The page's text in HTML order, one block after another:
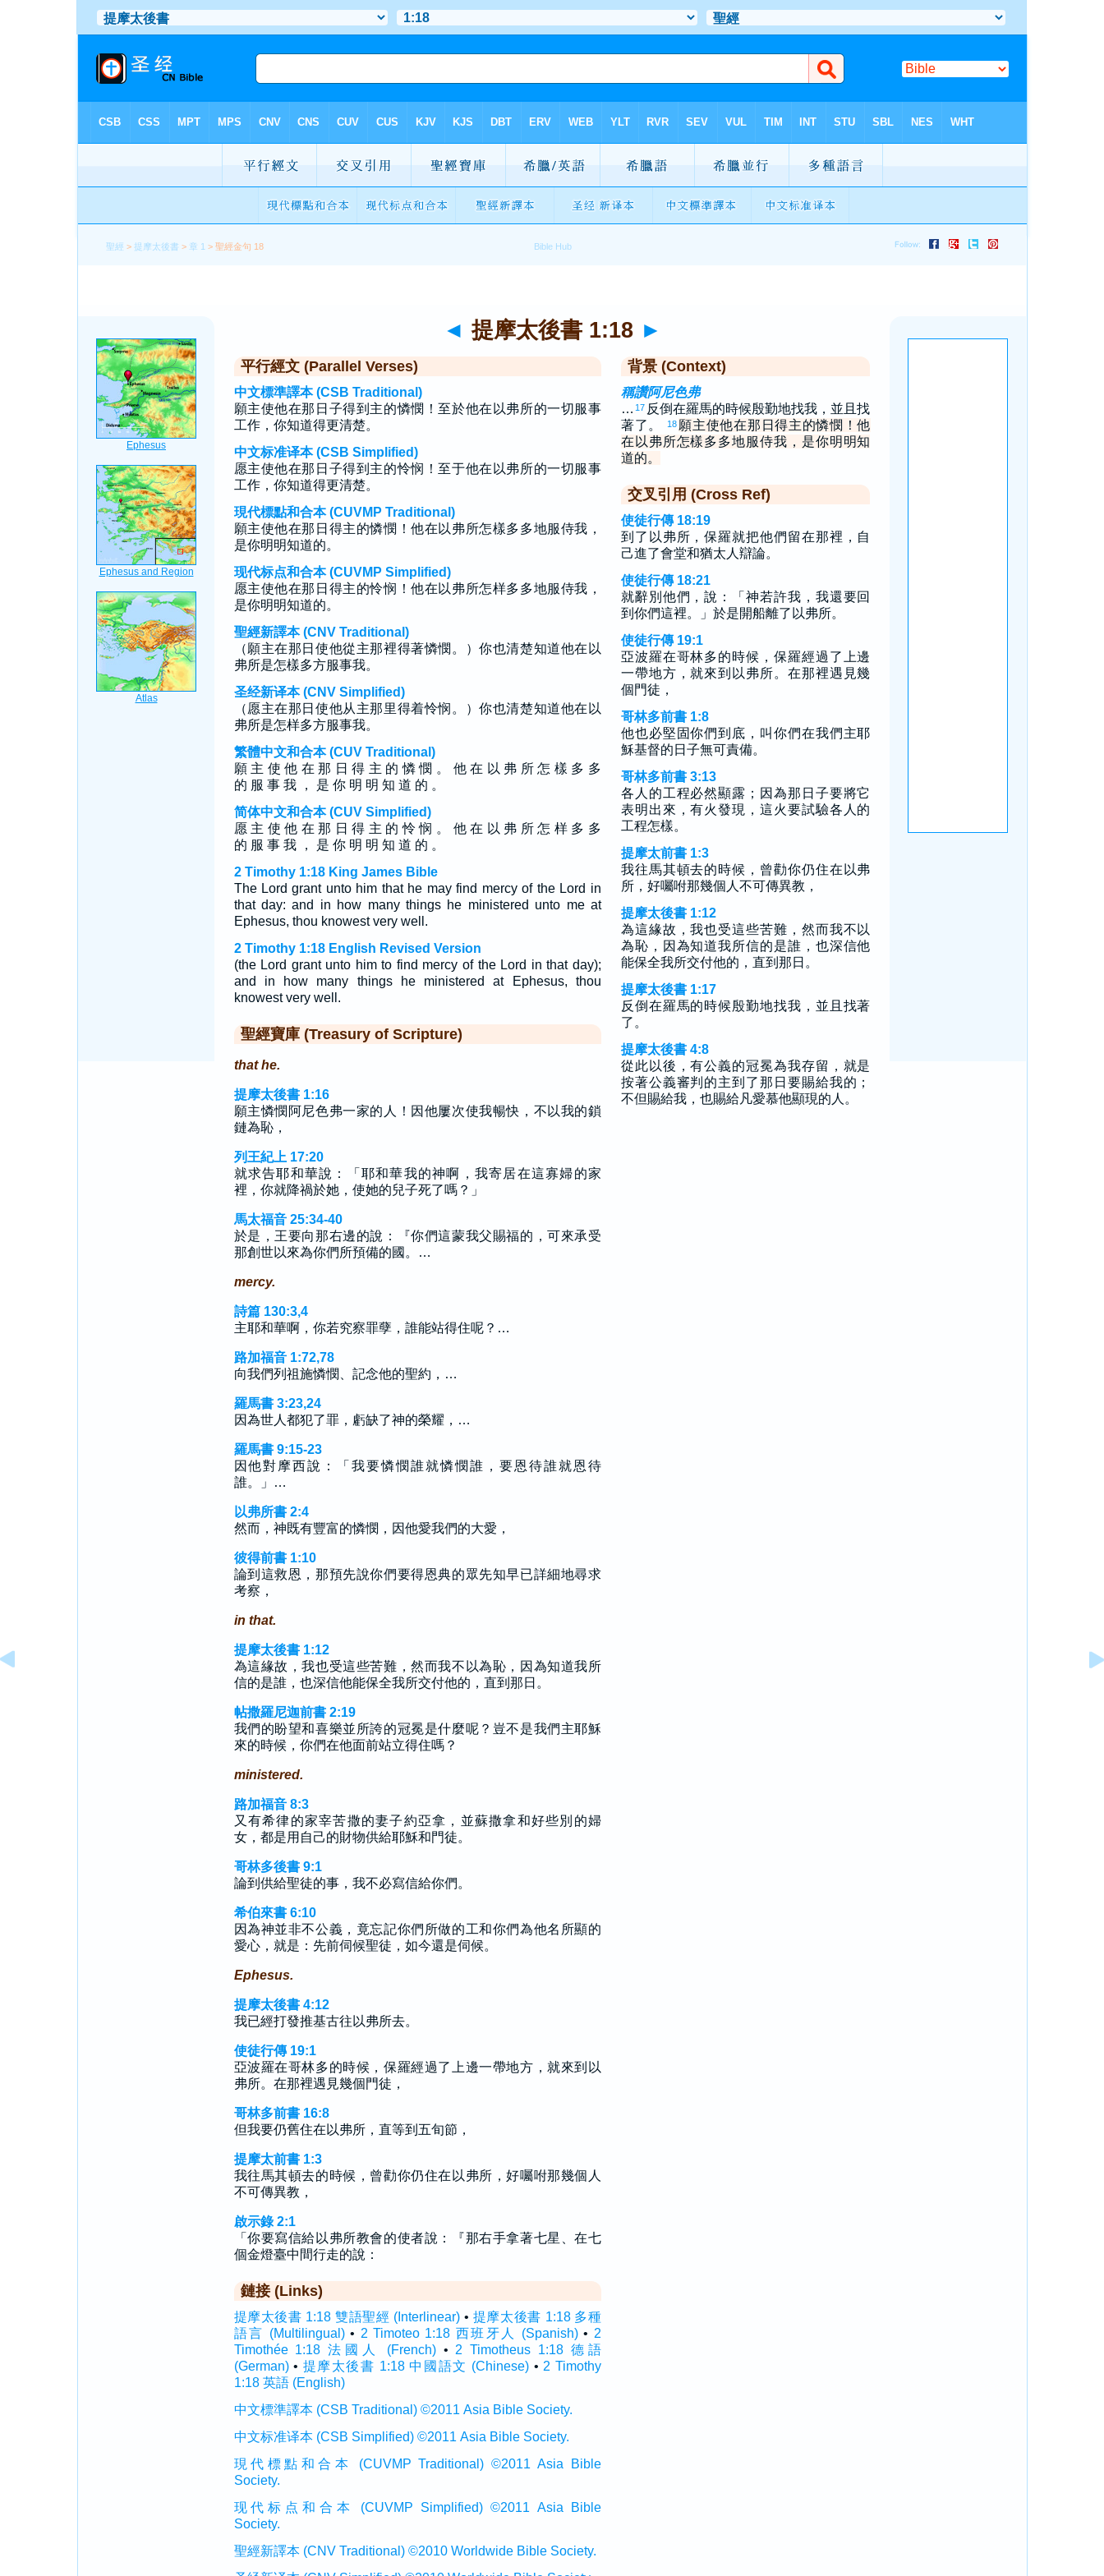
聖經 >提摩太後書 > 章 1 > 聖經金句 18
◄ 提摩太後書 1:18 ►
平行經文 (Parallel Verses)
中文標準譯本 (CSB Traditional)
願主使他在那日子得到主的憐憫！至於他在以弗所的一切服事
工作，你知道得更清楚。
中文标准译本 (CSB Simplified)
愿主使他在那日子得到主的怜悯！至于他在以弗所的一切服事
工作，你知道得更清楚。
現代標點和合本 (CUVMP Traditional)
願主使他在那日得主的憐憫！他在以弗所怎樣多多地服侍我，
是你明明知道的。
现代标点和合本 (CUVMP Simplified)
愿主使他在那日得主的怜悯！他在以弗所怎样多多地服侍我，
是你明明知道的。
聖經新譯本 (CNV Traditional)
（願主在那日使他從主那裡得著憐憫。）你也清楚知道他在以
弗所是怎樣多方服事我。
圣经新译本 (CNV Simplified)
（愿主在那日使他从主那里得着怜悯。）你也清楚知道他在以
弗所是怎样多方服事我。
繁體中文和合本 (CUV Traditional)
願 主 使 他 在 那 日 得 主 的 憐 憫 。 他 在 以 弗 所 怎 樣 多 多
的 服 事 我 ， 是 你 明 明 知 道 的 。
简体中文和合本 (CUV Simplified)
愿 主 使 他 在 那 日 得 主 的 怜 悯 。 他 在 以 弗 所 怎 样 多 多
的 服 事 我 ， 是 你 明 明 知 道 的 。
2 Timothy 1:18 King James Bible
The Lord grant unto him that he may find mercy of the Lord in
that day: and in how many things he ministered unto me at
Ephesus, thou knowest very well.
2 Timothy 1:18 English Revised Version
(the Lord grant unto him to find mercy of the Lord in that day);
and in how many things he ministered at Ephesus, thou
knowest very well.
聖經寶庫 (Treasury of Scripture)
that he.
提摩太後書 1:16
願主憐憫阿尼色弗一家的人！因他屢次使我暢快，不以我的鎖
鏈為恥，
列王紀上 17:20
就求告耶和華說：「耶和華我的神啊，我寄居在這寡婦的家
裡，你就降禍於她，使她的兒子死了嗎？」
馬太福音 25:34-40
於是，王要向那右邊的說：『你們這蒙我父賜福的，可來承受
那創世以來為你們所預備的國。…
mercy.
詩篇 130:3,4
主耶和華啊，你若究察罪孽，誰能站得住呢？…
路加福音 1:72,78
向我們列祖施憐憫、記念他的聖約，…
羅馬書 3:23,24
因為世人都犯了罪，虧缺了神的榮耀，…
羅馬書 9:15-23
因他對摩西說：「我要憐憫誰就憐憫誰，要恩待誰就恩待
誰。」…
以弗所書 2:4
然而，神既有豐富的憐憫，因他愛我們的大愛，
彼得前書 1:10
論到這救恩，那預先說你們要得恩典的眾先知早已詳細地尋求
考察，
in that.
提摩太後書 1:12
為這緣故，我也受這些苦難，然而我不以為恥，因為知道我所
信的是誰，也深信他能保全我所交付他的，直到那日。
帖撒羅尼迦前書 2:19
我們的盼望和喜樂並所誇的冠冕是什麼呢？豈不是我們主耶穌
來的時候，你們在他面前站立得住嗎？
ministered.
路加福音 8:3
又有希律的家宰苦撒的妻子約亞拿，並蘇撒拿和好些別的婦
女，都是用自己的財物供給耶穌和門徒。
哥林多後書 9:1
論到供給聖徒的事，我不必寫信給你們。
希伯來書 6:10
因為神並非不公義，竟忘記你們所做的工和你們為他名所顯的
愛心，就是：先前伺候聖徒，如今還是伺候。
Ephesus.
提摩太後書 4:12
我已經打發推基古往以弗所去。
使徒行傳 19:1
亞波羅在哥林多的時候，保羅經過了上邊一帶地方，就來到以
弗所。在那裡遇見幾個門徒，
哥林多前書 16:8
但我要仍舊住在以弗所，直等到五旬節，
提摩太前書 1:3
我往馬其頓去的時候，曾勸你仍住在以弗所，好囑咐那幾個人
不可傳異教，
啟示錄 2:1
「你要寫信給以弗所教會的使者說：『那右手拿著七星、在七
個金燈臺中間行走的說：
鏈接 (Links)
提摩太後書 1:18 雙語聖經 (Interlinear) • 提摩太後書 1:18 多種
語言 (Multilingual)• 2 Timoteo 1:18 西班牙人 (Spanish) • 2
Timothée 1:18 法國人 (French)• 2 Timotheus 1:18 德語
(German)• 提摩太後書 1:18 中國語文 (Chinese) • 2 Timothy
1:18 英語 (English)
中文標準譯本 (CSB Traditional) ©2011 Asia Bible Society.
中文标准译本 (CSB Simplified) ©2011 Asia Bible Society.
現代標點和合本 (CUVMP Traditional) ©2011 Asia Bible
Society.
现代标点和合本 (CUVMP Simplified) ©2011 Asia Bible
Society.
聖經新譯本 (CNV Traditional) ©2010 Worldwide Bible Society.
背景 (Context)
稱讚阿尼色弗
… 17 反倒在羅馬的時候殷勤地找我，並且找
著了。
18 願主使他在那日得主的憐憫！他
在以弗所怎樣多多地服侍我，是你明明知
道的。
交叉引用 (Cross Ref)
使徒行傳 18:19
到了以弗所，保羅就把他們留在那裡，自
己進了會堂和猶太人辯論。
使徒行傳 18:21
就辭別他們，說：「神若許我，我還要回
到你們這裡。」於是開船離了以弗所。
使徒行傳 19:1
亞波羅在哥林多的時候，保羅經過了上邊
一帶地方，就來到以弗所。在那裡遇見幾
個門徒，
哥林多前書 1:8
他也必堅固你們到底，叫你們在我們主耶
穌基督的日子無可責備。
哥林多前書 3:13
各人的工程必然顯露；因為那日子要將它
表明出來，有火發現，這火要試驗各人的
工程怎樣。
提摩太前書 1:3
我往馬其頓去的時候，曾勸你仍住在以弗
所，好囑咐那幾個人不可傳異教，
提摩太後書 1:12
為這緣故，我也受這些苦難，然而我不以
為恥，因為知道我所信的是誰，也深信他
能保全我所交付他的，直到那日。
提摩太後書 1:17
反倒在羅馬的時候殷勤地找我，並且找著
了。
提摩太後書 4:8
從此以後，有公義的冠冕為我存留，就是
按著公義審判的主到了那日要賜給我的；
不但賜給我，也賜給凡愛慕他顯現的人。